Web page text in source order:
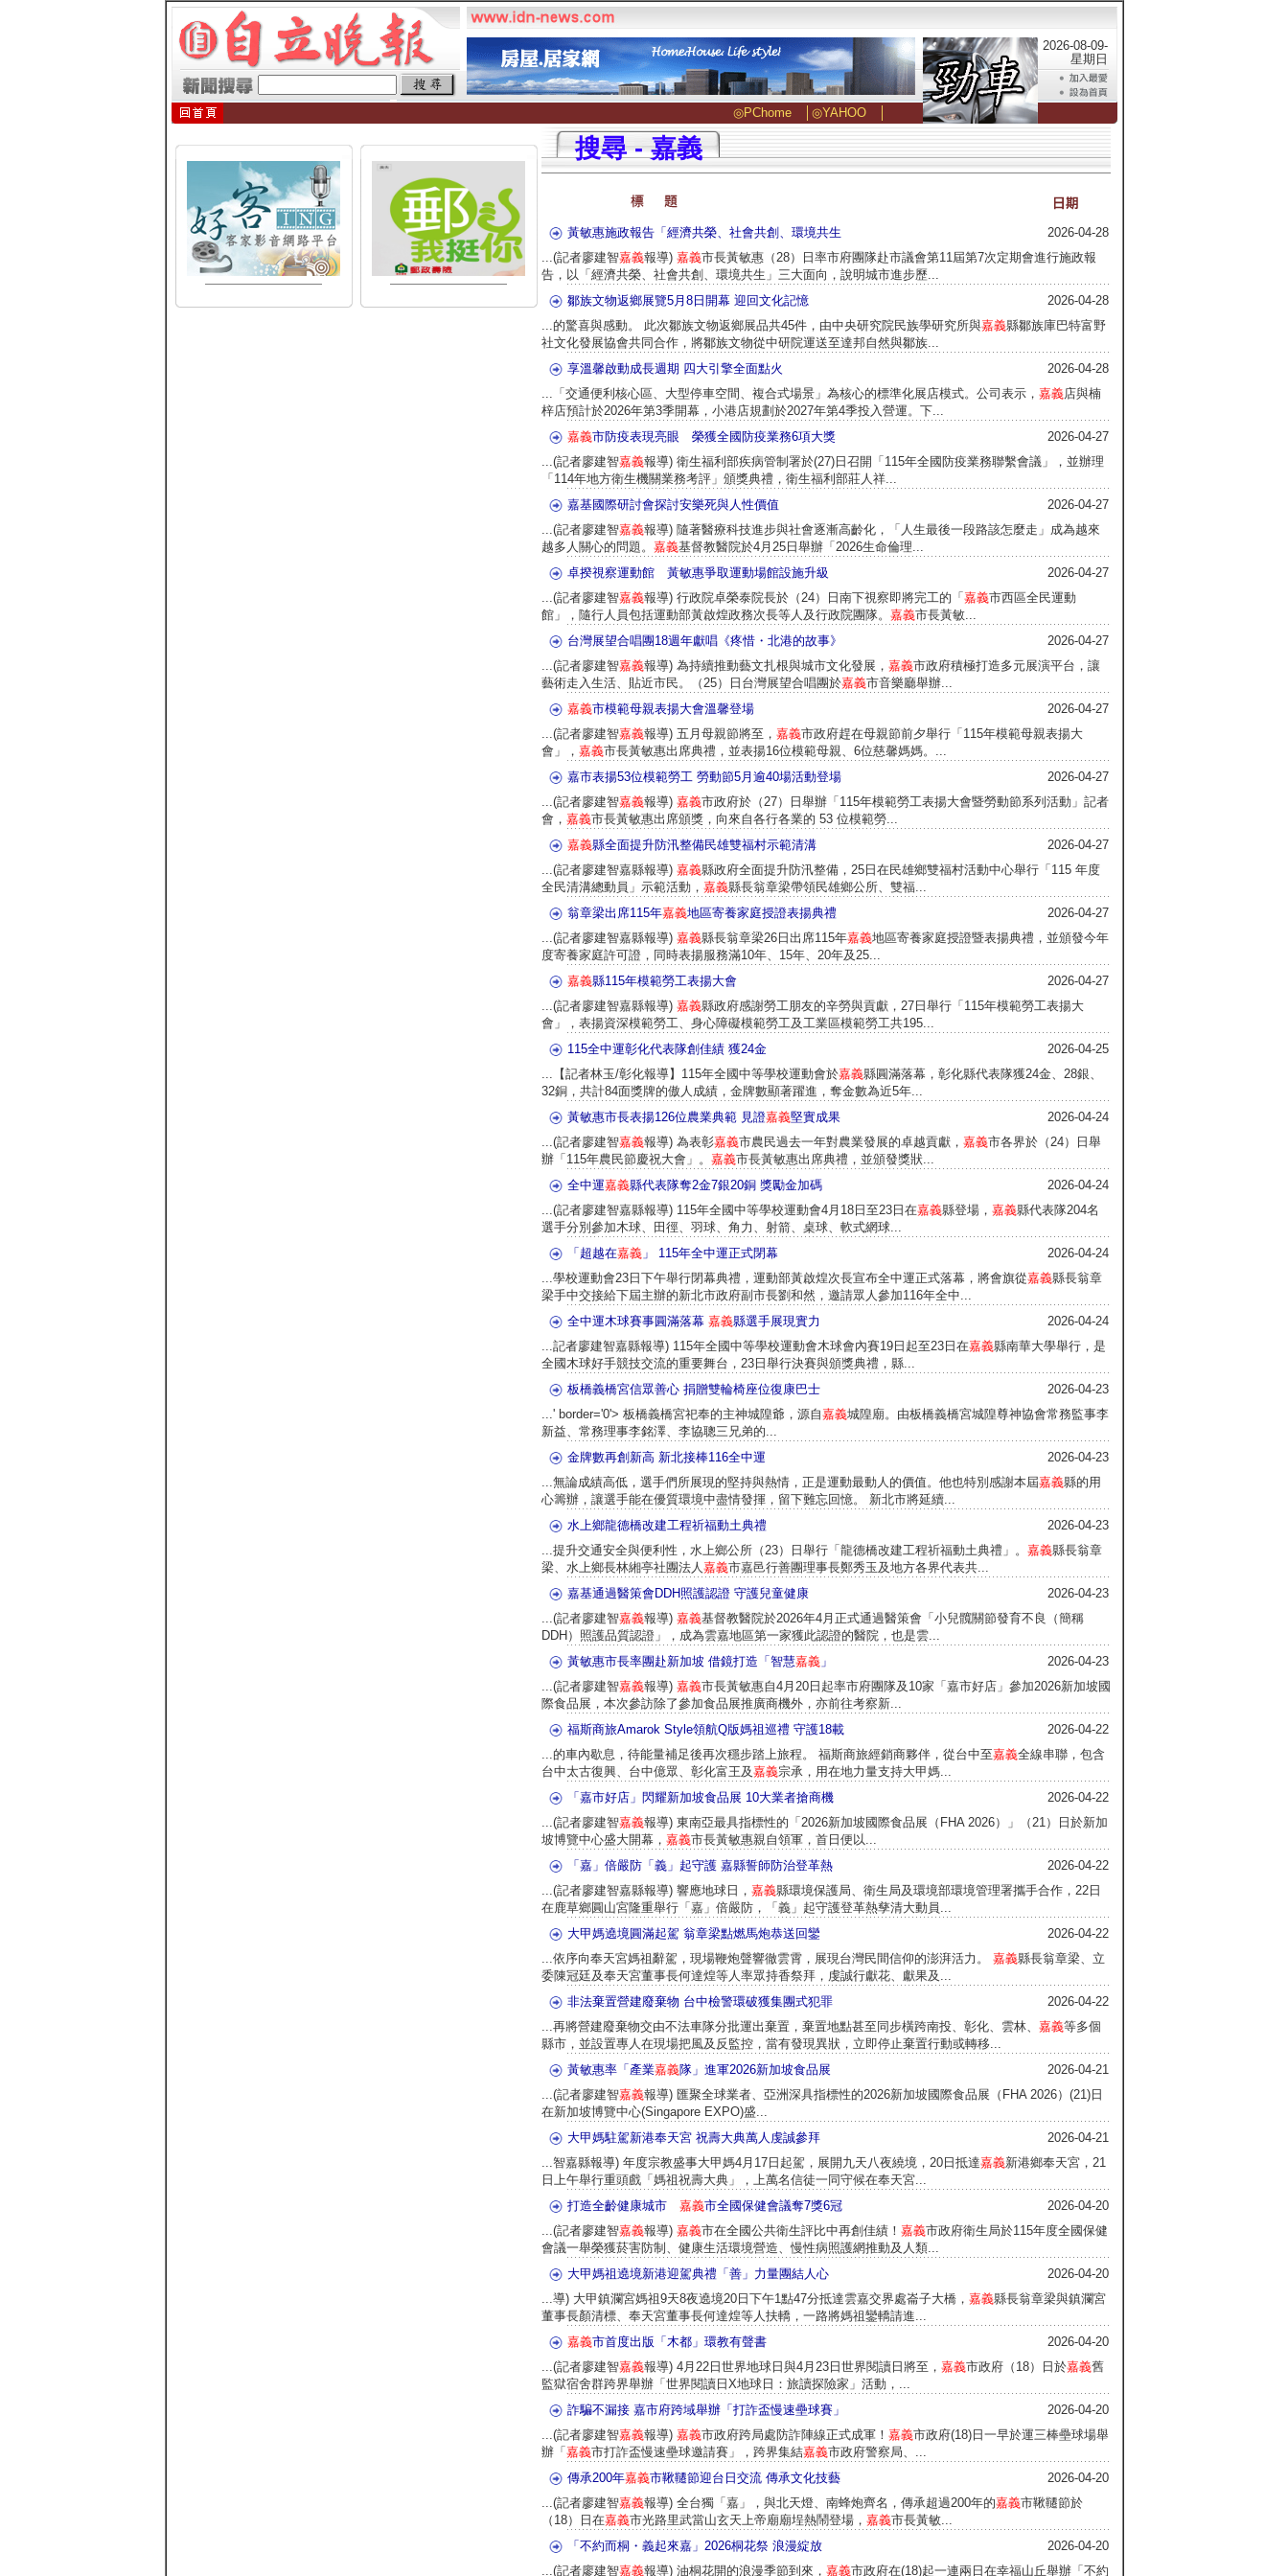
2026-08-09-
星期日
◎PChome│ ◎YAHOO│
搜尋 - 嘉義
黃敏惠施政報告「經濟共榮、社會共創、環境共生
2026-04-28
...(記者廖建智嘉義報導) 嘉義市長黃敏惠（28）日率市府團隊赴市議會第11屆第7次定期會進行施政報
告，以「經濟共榮、社會共創、環境共生」三大面向，說明城市進步歷...
鄒族文物返鄉展覽5月8日開幕 迎回文化記憶
2026-04-28
...的驚喜與感動。 此次鄒族文物返鄉展品共45件，由中央研究院民族學研究所與嘉義縣鄒族庫巴特富野
社文化發展協會共同合作，將鄒族文物從中研院運送至達邦自然與鄒族...
享溫馨啟動成長週期 四大引擎全面點火
2026-04-28
...「交通便利核心區、大型停車空間、複合式場景」為核心的標準化展店模式。公司表示， 嘉義店與楠
梓店預計於2026年第3季開幕，小港店規劃於2027年第4季投入營運。下...
嘉義市防疫表現亮眼 榮獲全國防疫業務6項大獎
2026-04-27
...(記者廖建智嘉義報導) 衛生福利部疾病管制署於(27)日召開「115年全國防疫業務聯繫會議」，並辦理
「114年地方衛生機關業務考評」頒獎典禮，衛生福利部莊人祥...
嘉基國際研討會探討安樂死與人性價值
2026-04-27
...(記者廖建智嘉義報導) 隨著醫療科技進步與社會逐漸高齡化，「人生最後一段路該怎麼走」成為越來
越多人關心的問題。 嘉義基督教醫院於4月25日舉辦「2026生命倫理...
卓揆視察運動館 黃敏惠爭取運動場館設施升級
2026-04-27
...(記者廖建智嘉義報導) 行政院卓榮泰院長於（24）日南下視察即將完工的「 嘉義市西區全民運動
館」，隨行人員包括運動部黃啟煌政務次長等人及行政院團隊。 嘉義市長黃敏...
台灣展望合唱團18週年獻唱《疼惜・北港的故事》
2026-04-27
...(記者廖建智嘉義報導) 為持續推動藝文扎根與城市文化發展， 嘉義市政府積極打造多元展演平台，讓
藝術走入生活、貼近市民。（25）日台灣展望合唱團於嘉義市音樂廳舉辦...
嘉義市模範母親表揚大會溫馨登場
2026-04-27
...(記者廖建智嘉義報導) 五月母親節將至， 嘉義市政府趕在母親節前夕舉行「115年模範母親表揚大
會」， 嘉義市長黃敏惠出席典禮，並表揚16位模範母親、6位慈馨媽媽。...
嘉市表揚53位模範勞工 勞動節5月逾40場活動登場
2026-04-27
...(記者廖建智嘉義報導) 嘉義市政府於（27）日舉辦「115年模範勞工表揚大會暨勞動節系列活動」記者
會， 嘉義市長黃敏惠出席頒獎，向來自各行各業的 53 位模範勞...
嘉義縣全面提升防汛整備民雄雙福村示範清溝
2026-04-27
...(記者廖建智嘉縣報導) 嘉義縣政府全面提升防汛整備，25日在民雄鄉雙福村活動中心舉行「115 年度
全民清溝總動員」示範活動， 嘉義縣長翁章梁帶領民雄鄉公所、雙福...
翁章梁出席115年嘉義地區寄養家庭授證表揚典禮
2026-04-27
...(記者廖建智嘉縣報導) 嘉義縣長翁章梁26日出席115年嘉義地區寄養家庭授證暨表揚典禮，並頒發今年
度寄養家庭許可證，同時表揚服務滿10年、15年、20年及25...
嘉義縣115年模範勞工表揚大會
2026-04-27
...(記者廖建智嘉縣報導) 嘉義縣政府感謝勞工朋友的辛勞與貢獻，27日舉行「115年模範勞工表揚大
會」，表揚資深模範勞工、身心障礙模範勞工及工業區模範勞工共195...
115全中運彰化代表隊創佳績 獲24金
2026-04-25
...【記者林玉/彰化報導】115年全國中等學校運動會於嘉義縣圓滿落幕，彰化縣代表隊獲24金、28銀、
32銅，共計84面獎牌的傲人成績，金牌數顯著躍進，奪金數為近5年...
黃敏惠市長表揚126位農業典範 見證嘉義堅實成果
2026-04-24
...(記者廖建智嘉義報導) 為表彰嘉義市農民過去一年對農業發展的卓越貢獻， 嘉義市各界於（24）日舉
辦「115年農民節慶祝大會」。 嘉義市長黃敏惠出席典禮，並頒發獎狀...
全中運嘉義縣代表隊奪2金7銀20銅 獎勵金加碼
2026-04-24
...(記者廖建智嘉縣報導) 115年全國中等學校運動會4月18日至23日在嘉義縣登場， 嘉義縣代表隊204名
選手分別參加木球、田徑、羽球、角力、射箭、桌球、軟式網球...
「超越在嘉義」 115年全中運正式閉幕
2026-04-24
...學校運動會23日下午舉行閉幕典禮，運動部黃啟煌次長宣布全中運正式落幕，將會旗從嘉義縣長翁章
梁手中交接給下屆主辦的新北市政府副市長劉和然，邀請眾人參加116年全中...
全中運木球賽事圓滿落幕 嘉義縣選手展現實力
2026-04-24
...記者廖建智嘉縣報導) 115年全國中等學校運動會木球會內賽19日起至23日在嘉義縣南華大學舉行，是
全國木球好手競技交流的重要舞台，23日舉行決賽與頒獎典禮，縣...
板橋義橋宮信眾善心 捐贈雙輪椅座位復康巴士
2026-04-23
...' border='0'> 板橋義橋宮祀奉的主神城隍爺，源自嘉義城隍廟。由板橋義橋宮城隍尊神協會常務監事李
新益、常務理事李銘澤、李協聰三兄弟的...
金牌數再創新高 新北接棒116全中運
2026-04-23
...無論成績高低，選手們所展現的堅持與熱情，正是運動最動人的價值。他也特別感謝本屆嘉義縣的用
心籌辦，讓選手能在優質環境中盡情發揮，留下難忘回憶。 新北市將延續...
水上鄉龍德橋改建工程祈福動土典禮
2026-04-23
...提升交通安全與便利性，水上鄉公所（23）日舉行「龍德橋改建工程祈福動土典禮」。 嘉義縣長翁章
梁、水上鄉長林緗亭社團法人嘉義市嘉邑行善團理事長鄭秀玉及地方各界代表共...
嘉基通過醫策會DDH照護認證 守護兒童健康
2026-04-23
...(記者廖建智嘉義報導) 嘉義基督教醫院於2026年4月正式通過醫策會「小兒髖關節發育不良（簡稱
DDH）照護品質認證」，成為雲嘉地區第一家獲此認證的醫院，也是雲...
黃敏惠市長率團赴新加坡 借鏡打造「智慧嘉義」
2026-04-23
...(記者廖建智嘉義報導) 嘉義市長黃敏惠自4月20日起率市府團隊及10家「嘉市好店」參加2026新加坡國
際食品展，本次參訪除了參加食品展推廣商機外，亦前往考察新...
福斯商旅Amarok Style領航Q版媽祖巡禮 守護18載
2026-04-22
...的車內歇息，待能量補足後再次穩步踏上旅程。 福斯商旅經銷商夥伴，從台中至嘉義全線串聯，包含
台中太古復興、台中億眾、彰化富王及嘉義宗承，用在地力量支持大甲媽...
「嘉市好店」閃耀新加坡食品展 10大業者搶商機
2026-04-22
...(記者廖建智嘉義報導) 東南亞最具指標性的「2026新加坡國際食品展（FHA 2026）」（21）日於新加
坡博覽中心盛大開幕， 嘉義市長黃敏惠親自領軍，首日便以...
「嘉」倍嚴防「義」起守護 嘉縣誓師防治登革熱
2026-04-22
...(記者廖建智嘉縣報導) 響應地球日， 嘉義縣環境保護局、衛生局及環境部環境管理署攜手合作，22日
在鹿草鄉圓山宮隆重舉行「嘉」倍嚴防，「義」起守護登革熱孳清大動員...
大甲媽遶境圓滿起駕 翁章梁點燃馬炮恭送回鑾
2026-04-22
...依序向奉天宮媽祖辭駕，現場鞭炮聲響徹雲霄，展現台灣民間信仰的澎湃活力。 嘉義縣長翁章梁、立
委陳冠廷及奉天宮董事長何達煌等人率眾持香祭拜，虔誠行獻花、獻果及...
非法棄置營建廢棄物 台中檢警環破獲集團式犯罪
2026-04-22
...再將營建廢棄物交由不法車隊分批運出棄置，棄置地點甚至同步橫跨南投、彰化、雲林、 嘉義等多個
縣市，並設置專人在現場把風及反監控，當有發現異狀，立即停止棄置行動或轉移...
黃敏惠率「產業嘉義隊」進軍2026新加坡食品展
2026-04-21
...(記者廖建智嘉義報導) 匯聚全球業者、亞洲深具指標性的2026新加坡國際食品展（FHA 2026）(21)日
在新加坡博覽中心(Singapore EXPO)盛...
大甲媽駐駕新港奉天宮 祝壽大典萬人虔誠參拜
2026-04-21
...智嘉縣報導) 年度宗教盛事大甲媽4月17日起駕，展開九天八夜繞境，20日抵達嘉義新港鄉奉天宮，21
日上午舉行重頭戲「媽祖祝壽大典」，上萬名信徒一同守候在奉天宮...
打造全齡健康城市 嘉義市全國保健會議奪7獎6冠
2026-04-20
...(記者廖建智嘉義報導) 嘉義市在全國公共衛生評比中再創佳績！ 嘉義市政府衛生局於115年度全國保健
會議一舉榮獲菸害防制、健康生活環境營造、慢性病照護網推動及人類...
大甲媽祖遶境新港迎駕典禮「善」力量團結人心
2026-04-20
...導) 大甲鎮瀾宮媽祖9天8夜遶境20日下午1點47分抵達雲嘉交界處崙子大橋， 嘉義縣長翁章梁與鎮瀾宮
董事長顏清標、奉天宮董事長何達煌等人扶轎，一路將媽祖鑾轎請進...
嘉義市首度出版「木都」環教有聲書
2026-04-20
...(記者廖建智嘉義報導) 4月22日世界地球日與4月23日世界閱讀日將至， 嘉義市政府（18）日於嘉義舊
監獄宿舍群跨界舉辦「世界閱讀日X地球日：旅讀探險家」活動，...
詐騙不漏接 嘉市府跨域舉辦「打詐盃慢速壘球賽」
2026-04-20
...(記者廖建智嘉義報導) 嘉義市政府跨局處防詐陣線正式成軍！ 嘉義市政府(18)日一早於運三棒壘球場舉
辦「 嘉義市打詐盃慢速壘球邀請賽」，跨界集結嘉義市政府警察局、...
傳承200年嘉義市鞦韆節迎台日交流 傳承文化技藝
2026-04-20
...(記者廖建智嘉義報導) 全台獨「嘉」，與北天燈、南蜂炮齊名，傳承超過200年的嘉義市鞦韆節於
（18）日在嘉義市光路里武當山玄天上帝廟廟埕熱鬧登場， 嘉義市長黃敏...
「不約而桐・義起來嘉」2026桐花祭 浪漫綻放
2026-04-20
...(記者廖建智嘉義報導) 油桐花開的浪漫季節到來， 嘉義市政府在(18)起一連兩日在幸福山丘舉辦「不約